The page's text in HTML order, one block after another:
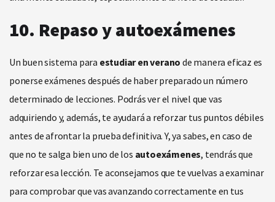
10. Repaso y autoexámenes
Un buen sistema para estudiar en verano de manera eficaz es
ponerse exámenes después de haber preparado un número
determinado de lecciones. Podrás ver el nivel que vas
adquiriendo y, además, te ayudará a reforzar tus puntos débiles
antes de afrontar la prueba definitiva. Y, ya sabes, en caso de
que no te salga bien uno de los autoexámenes, tendrás que
reforzar esa lección. Te aconsejamos que te vuelvas a examinar
para comprobar que vas avanzando correctamente en tus